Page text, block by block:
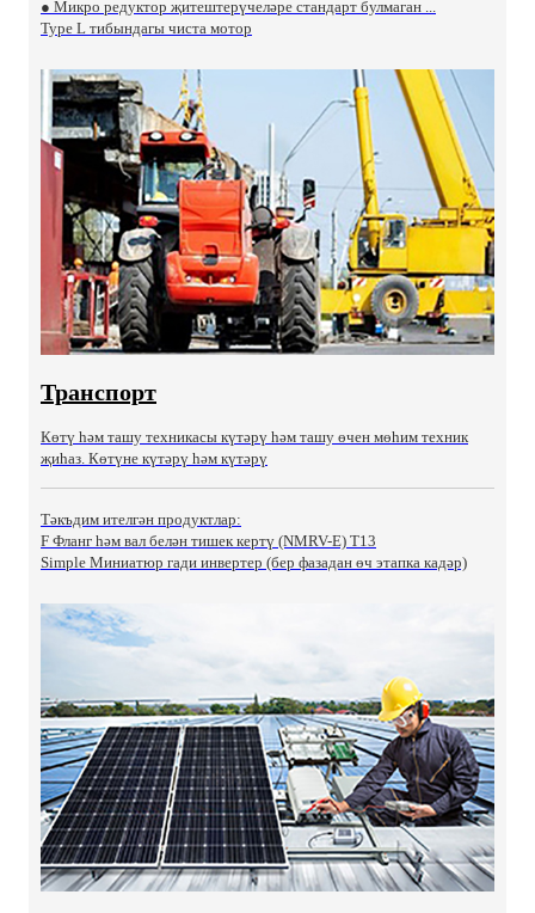
● Микро редуктор җитештерүчеләре стандарт булмаган ...
Type L тибындагы чиста мотор
Транспорт
Көтү һәм ташу техникасы күтәрү һәм ташу өчен мөһим техник
җиһаз. Көтүне күтәрү һәм күтәрү
Тәкъдим ителгән продуктлар:
F Фланг һәм вал белән тишек кертү (NMRV-E) T13
Simple Миниатюр гади инвертер (бер фазадан өч этапка кадәр)